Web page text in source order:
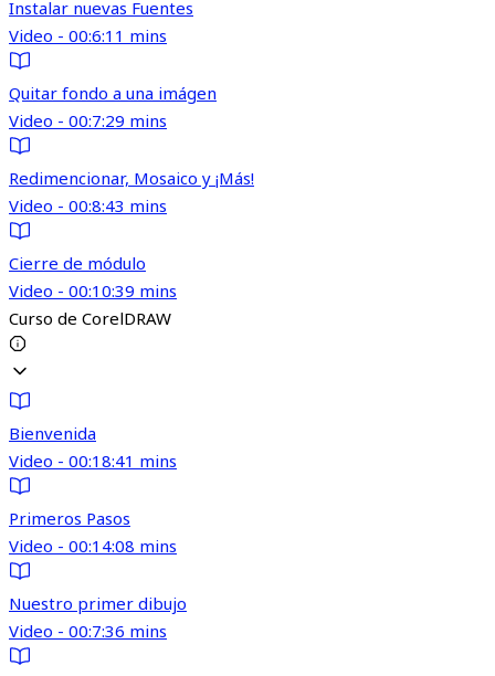
Instalar nuevas Fuentes
Video - 00:6:11 mins
Quitar fondo a una imágen
Video - 00:7:29 mins
Redimencionar, Mosaico y ¡Más!
Video - 00:8:43 mins
Cierre de módulo
Video - 00:10:39 mins
Curso de CorelDRAW
Bienvenida
Video - 00:18:41 mins
Primeros Pasos
Video - 00:14:08 mins
Nuestro primer dibujo
Video - 00:7:36 mins